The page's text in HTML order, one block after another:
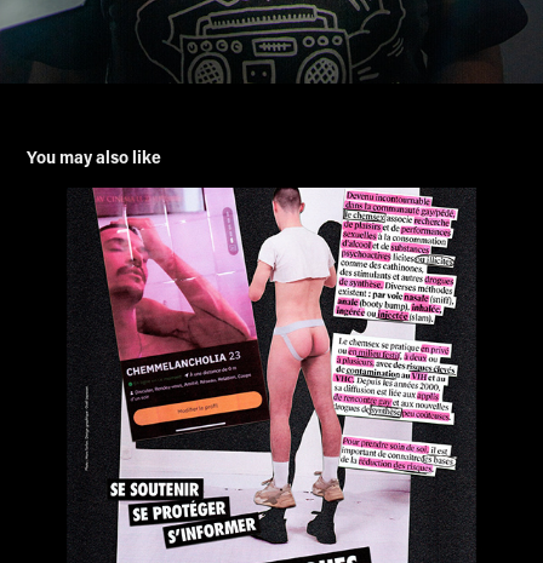
You may also like